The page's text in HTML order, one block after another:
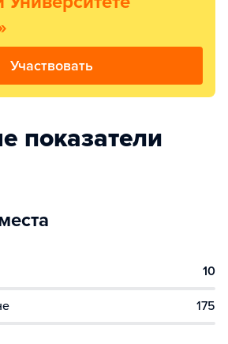
Участвовать
показатели
10
175